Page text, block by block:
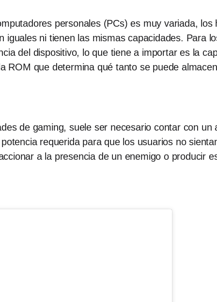
personales (PCs) es muy variada,
iguales ni tienen las mismas capacidades. Para
del dispositivo, lo que tiene a importar es la
ROM que determina qué tanto se puede
de gaming, suele ser necesario contar con
requerida para que los usuarios no
a la presencia de un enemigo o producir